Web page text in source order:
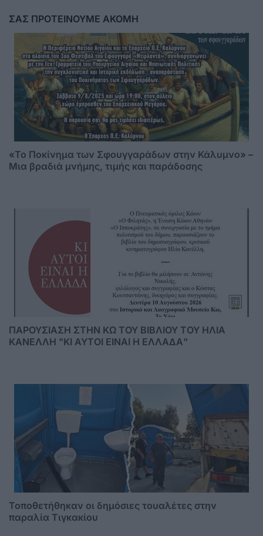
ΣΑΣ ΠΡΟΤΕΙΝΟΥΜΕ ΑΚΟΜΗ
«Το Ποκίνημα των Σφουγγαράδων στην Κάλυμνο» –
Μια βραδιά μνήμης, τιμής και παράδοσης
ΠΑΡΟΥΣΙΑΣΗ ΣΤΗΝ ΚΩ ΤΟΥ ΒΙΒΛΙΟΥ ΤΟΥ ΗΛΙΑ
ΚΑΝΕΛΛΗ "ΚΙ ΑΥΤΟΙ ΕΙΝΑΙ Η ΕΛΛΑΔΑ"
Τοποθετήθηκαν οι δημόσιες τουαλέτες στην
παραλία Τιγκακίου